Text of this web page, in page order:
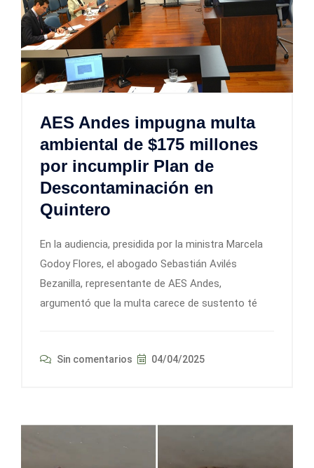
AES Andes impugna multa
ambiental de $175 millones
por incumplir Plan de
Descontaminación en
Quintero
En la audiencia, presidida por la ministra Marcela
Godoy Flores, el abogado Sebastián Avilés
Bezanilla, representante de AES Andes,
argumentó que la multa carece de sustento té
Sin comentarios 04/04/2025